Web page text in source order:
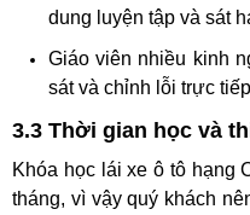
dung luyện tập và sát
Giáo viên nhiều kinh
sát và chỉnh lỗi trực
3.3 Thời gian học và
Khóa học lái xe ô tô hạng
tháng, vì vậy quý khách